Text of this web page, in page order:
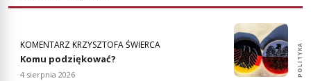
KOMENTARZ KRZYSZTOFA ŚWIERCA
Komu podziękować?
4 sierpnia 2026 POLITYKA